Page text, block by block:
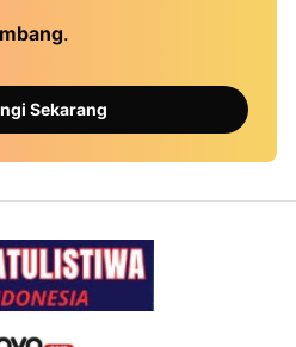
.
Sekarang